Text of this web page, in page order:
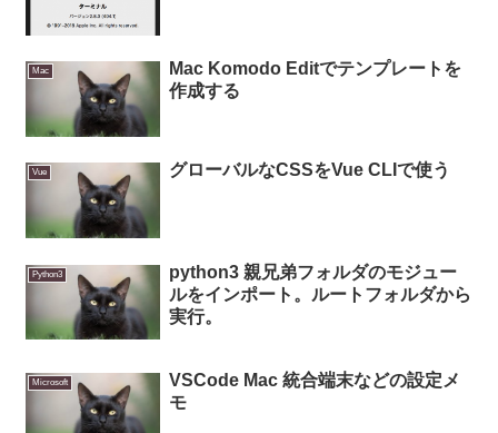
Mac
Mac Komodo Editでテンプレートを
作成する
Vue グローバルなCSSをVue CLIで使う
Python3
python3 親兄弟フォルダのモジュー
ルをインポート。ルートフォルダから
実行。
Microsoft
VSCode Mac 統合端末などの設定メ
モ